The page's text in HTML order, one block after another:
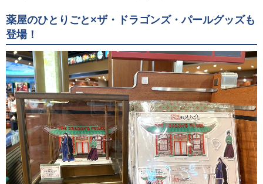
薬屋のひとりごと×ザ・ドラゴンズ・パールグッズも
登場！